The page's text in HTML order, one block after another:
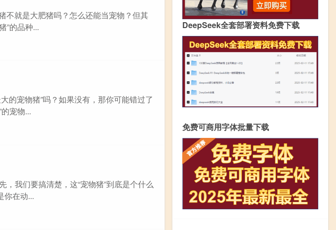
不就是大肥猪吗？怎么还能当宠物？但其
”的品种...
的宠物猪”吗？如果没有，那你可能错过了
宠物...
我们要搞清楚，这“宠物猪”到底是个什么
你在动...
DeepSeek全套部署资料免费下载
免费可商用字体批量下载